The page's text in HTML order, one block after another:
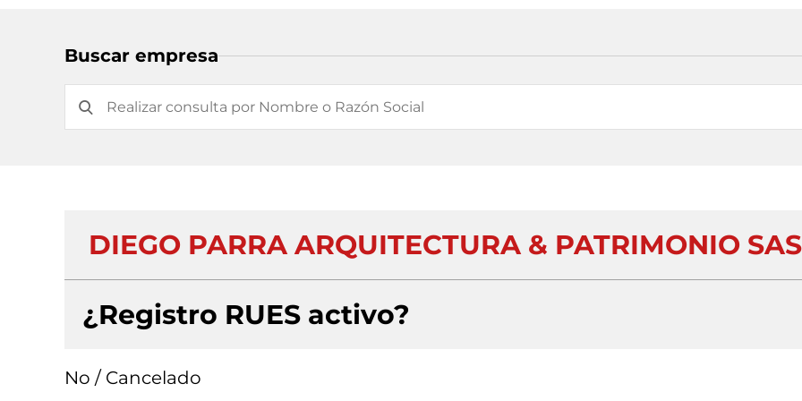
Buscar empresa
DIEGO PARRA ARQUITECTURA & PATRIMONIO SAS
¿Registro RUES activo?
No / Cancelado